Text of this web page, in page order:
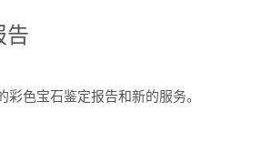
告
色宝石鉴定报告和新的服务。